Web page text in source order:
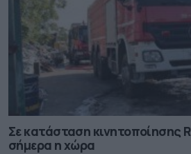
Σε κατάσταση κινητοποίησης
σήμερα η χώρα